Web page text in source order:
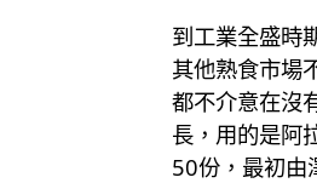
到工業全盛時
其他熟食市場
都不介意在沒
長，用的是阿
50份，最初由